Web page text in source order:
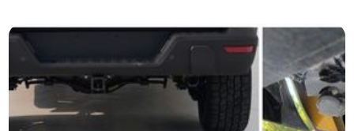
汽配产品电子目录
微信群智能客服